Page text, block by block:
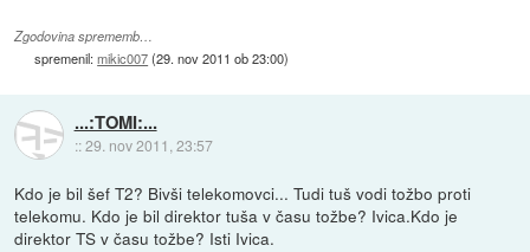
Zgodovina sprememb…
spremenil:mikic007(29. nov 2011 ob 23:00)
...:TOMI:...
::29. nov 2011, 23:57
Kdo je bil šef T2? Bivši telekomovci... Tudi tuš vodi tožbo proti
telekomu. Kdo je bil direktor tuša v času tožbe? Ivica.Kdo je
direktor TS v času tožbe? Isti Ivica.